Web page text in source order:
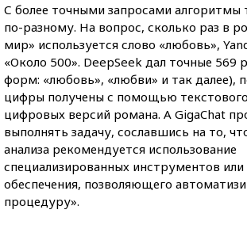
С более точными запросами алгоритмы
по-разному. На вопрос, сколько раз в
мир» используется слово «любовь»,
«Около 500». DeepSeek дал точные 569
форм: «любовь», «любви» и так далее),
цифры получены с помощью текстового
цифровых версий романа. А GigaChat
выполнять задачу, сославшись на то,
анализа рекомендуется использование
специализированных инструментов
обеспечения, позволяющего
процедуру».